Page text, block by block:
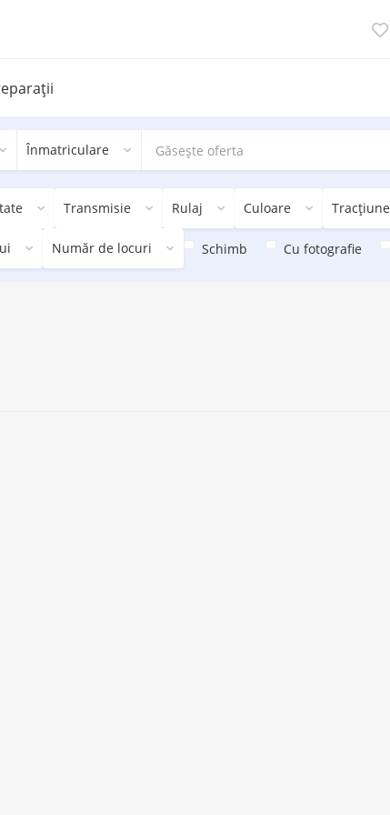
Înmatriculare
Transmisie Rulaj Culoare Tracțiune
Număr de locuri Schimb Cu fotografie